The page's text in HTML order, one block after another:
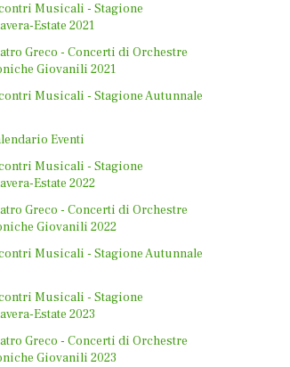
Musicali - Stagione
Estate 2021
Greco - Concerti di Orchestre
Giovanili 2021
Musicali - Stagione Autunnale
Eventi
Musicali - Stagione
Estate 2022
Greco - Concerti di Orchestre
Giovanili 2022
Musicali - Stagione Autunnale
Musicali - Stagione
Estate 2023
Greco - Concerti di Orchestre
Giovanili 2023